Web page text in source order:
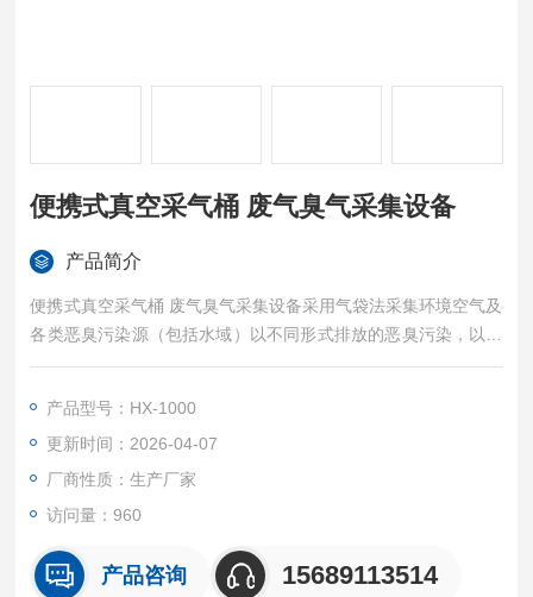
便携式真空采气桶 废气臭气采集设备
产品简介
便携式真空采气桶 废气臭气采集设备采用气袋法采集环境空气及
各类恶臭污染源（包括水域）以不同形式排放的恶臭污染，以及
其它适合气袋法采集的有毒有害气体
产品型号：HX-1000
更新时间：2026-04-07
厂商性质：生产厂家
访问量：960
产品咨询 15689113514